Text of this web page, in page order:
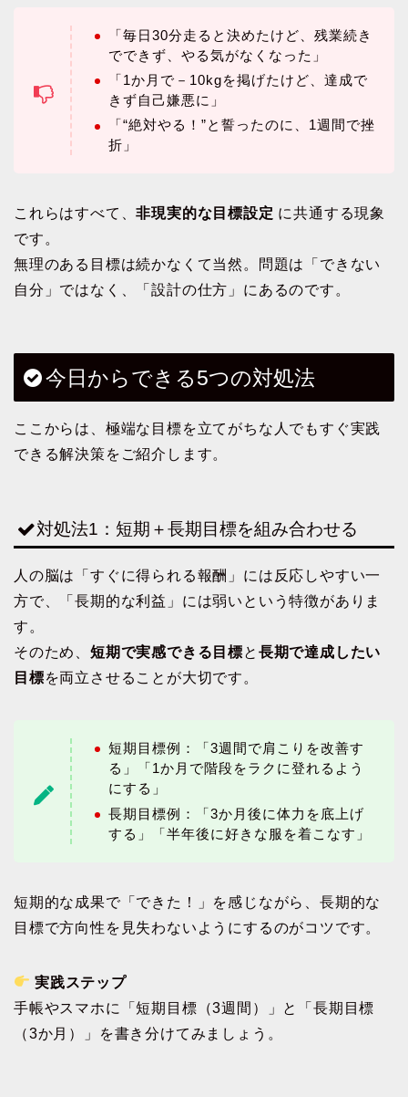
「毎日30分走ると決めたけど、残業続き
でできず、やる気がなくなった」
「1か月で－10kgを掲げたけど、達成で
きず自己嫌悪に」
「“絶対やる！”と誓ったのに、1週間で挫
折」
これらはすべて、非現実的な目標設定 に共通する現象
です。
無理のある目標は続かなくて当然。問題は「できない
自分」ではなく、「設計の仕方」にあるのです。
今日からできる5つの対処法
ここからは、極端な目標を立てがちな人でもすぐ実践
できる解決策をご紹介します。
対処法1：短期＋長期目標を組み合わせる
人の脳は「すぐに得られる報酬」には反応しやすい一
方で、「長期的な利益」には弱いという特徴がありま
す。
そのため、 短期で実感できる目標と 長期で達成したい
目標を両立させることが大切です。
短期目標例：「3週間で肩こりを改善す
る」「1か月で階段をラクに登れるよう
にする」
長期目標例：「3か月後に体力を底上げ
する」「半年後に好きな服を着こなす」
短期的な成果で「できた！」を感じながら、長期的な
目標で方向性を見失わないようにするのがコツです。
実践ステップ
手帳やスマホに「短期目標（3週間）」と「長期目標
（3か月）」を書き分けてみましょう。